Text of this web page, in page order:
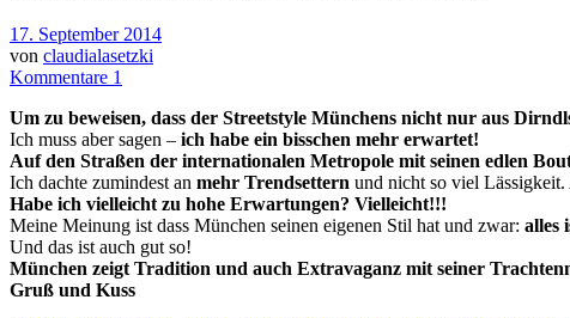
17. September 2014
von claudialasetzki
Kommentare 1
Um zu beweisen, dass der Streetstyle Münchens nicht nur aus
Ich muss aber sagen – ich habe ein bisschen mehr erwartet!
Auf den Straßen der internationalen Metropole mit seinen edlen
Ich dachte zumindest an mehr Trendsettern und nicht so viel Lässigkeit.
Habe ich vielleicht zu hohe Erwartungen? Vielleicht!!!
Meine Meinung ist dass München seinen eigenen Stil hat und zwar: alles
Und das ist auch gut so!
München zeigt Tradition und auch Extravaganz mit seiner
Gruß und Kuss